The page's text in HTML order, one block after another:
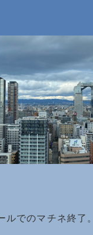
ルでのマチネ終了。